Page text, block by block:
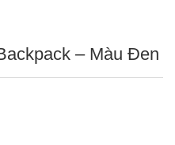
– Màu Đen
Màu Đen số lượng